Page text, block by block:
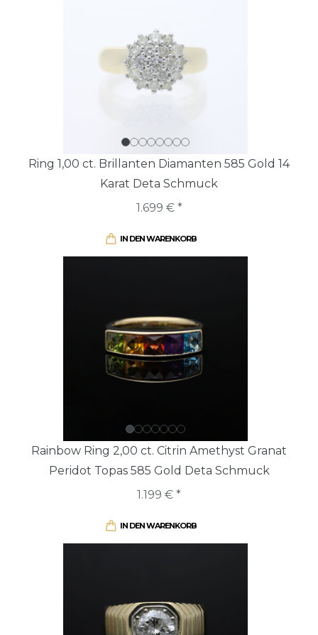
Ring 1,00 ct. Brillanten Diamanten 585 Gold 14
Karat Deta Schmuck
1.699 € *
IN DEN WARENKORB
Rainbow Ring 2,00 ct. Citrin Amethyst Granat
Peridot Topas 585 Gold Deta Schmuck
1.199 € *
IN DEN WARENKORB